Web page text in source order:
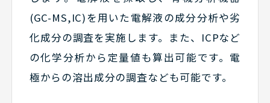
(GC-MS,IC)を用いた電解液の成分分析や劣
化成分の調査を実施します。また、ICPなど
の化学分析から定量値も算出可能です。電
極からの溶出成分の調査なども可能です。